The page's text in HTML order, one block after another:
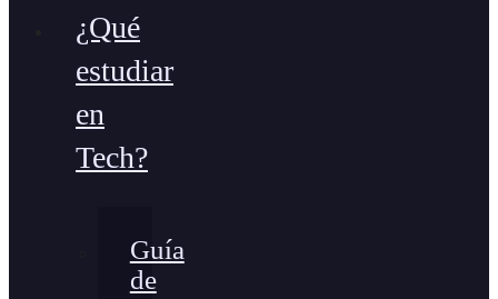
¿Qué
estudiar
en
Tech?
Guía
de